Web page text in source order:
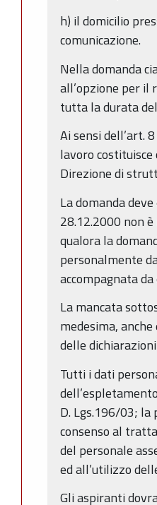
h) il domicilio
comunicazione.
Nella domanda
all’opzione per il
tutta la durata
Ai sensi dell’art.
lavoro
Direzione di
La domanda
28.12.2000 non
qualora la
personalmente
accompagnata
La mancata
medesima,
delle
Tutti i dati
D. Lgs.196/03;
consenso al
del personale
ed all’utilizzo
Gli aspiranti